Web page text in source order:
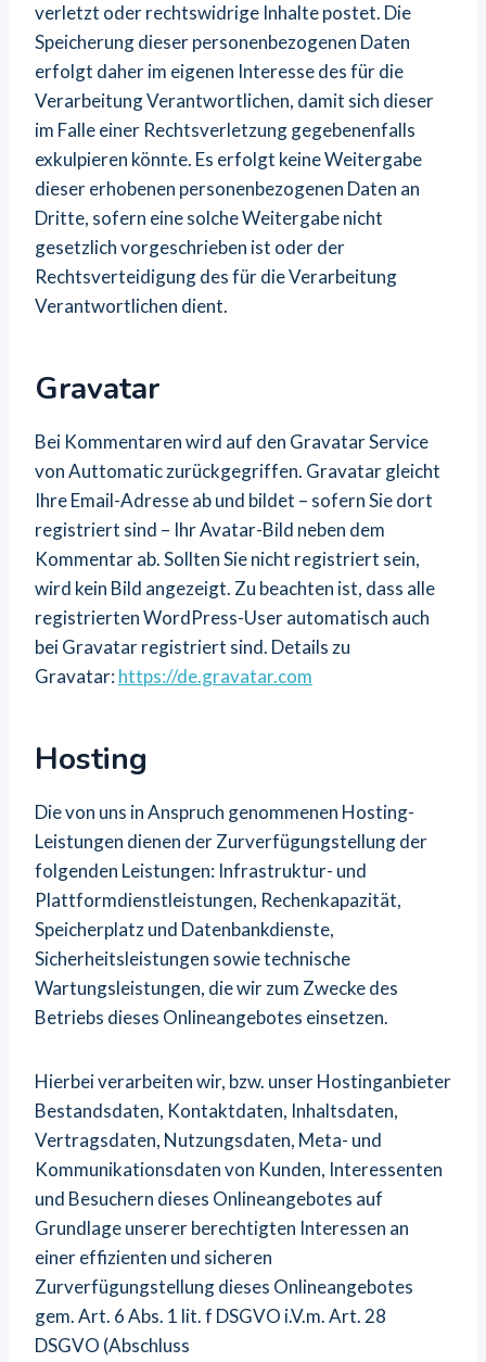
verletzt oder rechtswidrige Inhalte postet. Die
Speicherung dieser personenbezogenen Daten
erfolgt daher im eigenen Interesse des für die
Verarbeitung Verantwortlichen, damit sich dieser
im Falle einer Rechtsverletzung gegebenenfalls
exkulpieren könnte. Es erfolgt keine Weitergabe
dieser erhobenen personenbezogenen Daten an
Dritte, sofern eine solche Weitergabe nicht
gesetzlich vorgeschrieben ist oder der
Rechtsverteidigung des für die Verarbeitung
Verantwortlichen dient.
Gravatar
Bei Kommentaren wird auf den Gravatar Service
von Auttomatic zurückgegriffen. Gravatar gleicht
Ihre Email-Adresse ab und bildet – sofern Sie dort
registriert sind – Ihr Avatar-Bild neben dem
Kommentar ab. Sollten Sie nicht registriert sein,
wird kein Bild angezeigt. Zu beachten ist, dass alle
registrierten WordPress-User automatisch auch
bei Gravatar registriert sind. Details zu
Gravatar:https://de.gravatar.com
Hosting
Die von uns in Anspruch genommenen Hosting-
Leistungen dienen der Zurverfügungstellung der
folgenden Leistungen: Infrastruktur- und
Plattformdienstleistungen, Rechenkapazität,
Speicherplatz und Datenbankdienste,
Sicherheitsleistungen sowie technische
Wartungsleistungen, die wir zum Zwecke des
Betriebs dieses Onlineangebotes einsetzen.
Hierbei verarbeiten wir, bzw. unser Hostinganbieter
Bestandsdaten, Kontaktdaten, Inhaltsdaten,
Vertragsdaten, Nutzungsdaten, Meta- und
Kommunikationsdaten von Kunden, Interessenten
und Besuchern dieses Onlineangebotes auf
Grundlage unserer berechtigten Interessen an
einer effizienten und sicheren
Zurverfügungstellung dieses Onlineangebotes
gem. Art. 6 Abs. 1 lit. f DSGVO i.V.m. Art. 28
DSGVO (Abschluss